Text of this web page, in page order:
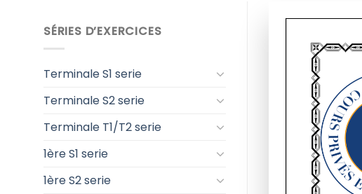
SÉRIES D’EXERCICES
Terminale S1 serie
Terminale S2 serie
Terminale T1/T2 serie
1ère S1 serie
1ère S2 serie